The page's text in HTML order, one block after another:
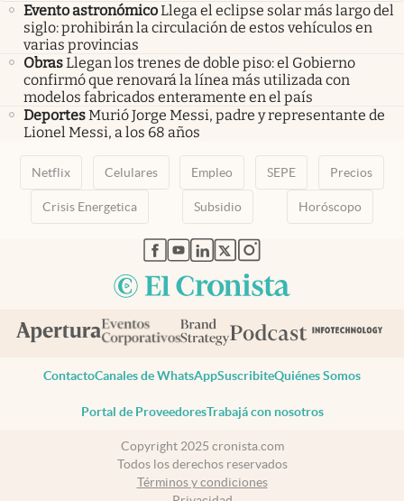
Evento astronómicoLlega el eclipse solar más largo del
siglo: prohibirán la circulación de estos vehículos en
varias provincias
ObrasLlegan los trenes de doble piso: el Gobierno
confirmó que renovará la línea más utilizada con
modelos fabricados enteramente en el país
DeportesMurió Jorge Messi, padre y representante de
Lionel Messi, a los 68 años
Netflix Celulares Empleo SEPE Precios
Crisis Energetica Subsidio Horóscopo
abre en nueva pestaña
abre en nueva pestaña
abre en nueva pestaña
abre en nueva pestaña
abre en nueva pestaña
ContactoCanales de WhatsAppSuscribiteQuiénes Somos
Portal de ProveedoresTrabajá con nosotros
Copyright 2025 cronista.com
Todos los derechos reservados
Términos y condiciones